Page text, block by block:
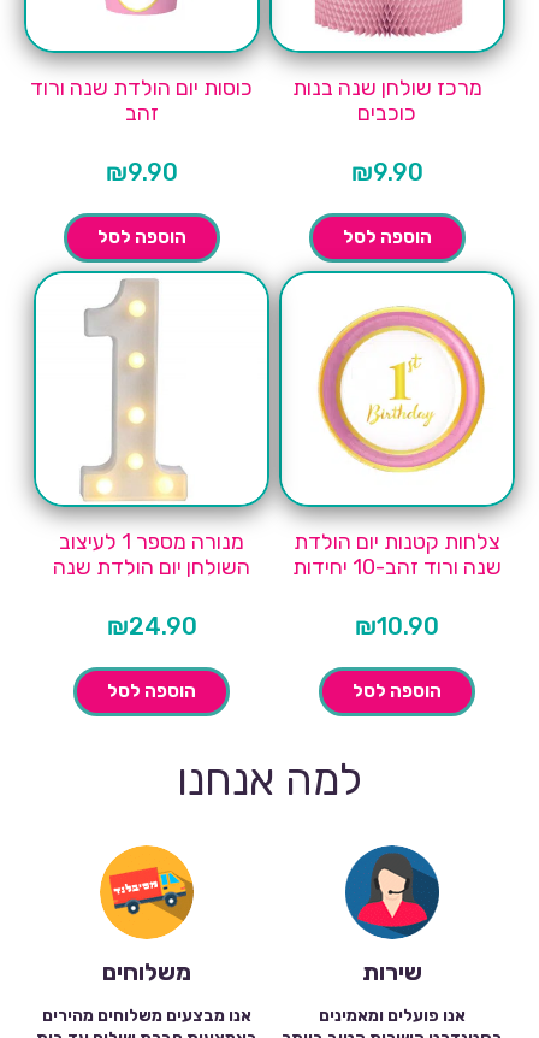
מרכז שולחן שנה בנות
כוכבים
₪9.90
הוספה לסל
כוסות יום הולדת שנה ורוד
זהב
₪9.90
הוספה לסל
צלחות קטנות יום הולדת
שנה ורוד זהב-10 יחידות
₪10.90
הוספה לסל
מנורה מספר 1 לעיצוב
השולחן יום הולדת שנה
₪24.90
הוספה לסל
למה אנחנו
שירות
אנו פועלים ומאמינים
משלוחים
אנו מבצעים משלוחים מהירים